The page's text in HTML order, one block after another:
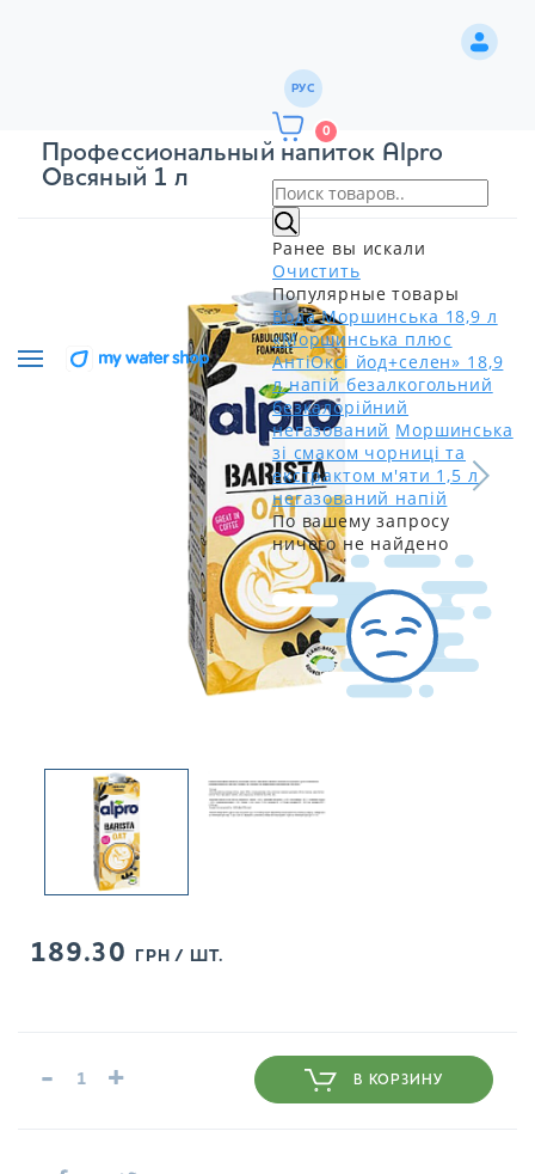
РУС
0
Ранее вы искали
Очистить
Популярные товары
Вода Моршинська 18,9 л
«Моршинська плюс
АнтіОксі йод+селен» 18,9
л напій безалкогольний
безкалорійний
негазований Моршинська
зі смаком чорниці та
екстрактом м'яти 1,5 л
негазований напій
По вашему запросу
ничего не найдено
Профессиональный напиток Alpro
Овсяный 1 л
189.30 ГРН / ШТ.
- + В КОРЗИНУ